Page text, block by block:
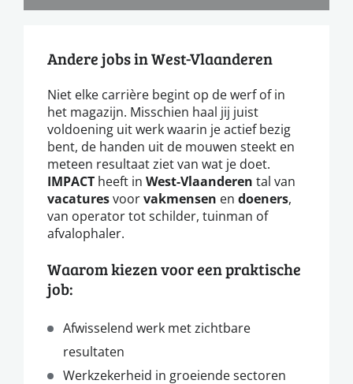
Andere jobs in West-Vlaanderen
Niet elke carrière begint op de werf of in
het magazijn. Misschien haal jij juist
voldoening uit werk waarin je actief bezig
bent, de handen uit de mouwen steekt en
meteen resultaat ziet van wat je doet.
IMPACT heeft in West-Vlaanderen tal van
vacaturesvoorvakmensen en doeners,
van operator tot schilder, tuinman of
afvalophaler.
Waarom kiezen voor een praktische
job:
Afwisselend werk met zichtbare
resultaten
Werkzekerheid in groeiende sectoren